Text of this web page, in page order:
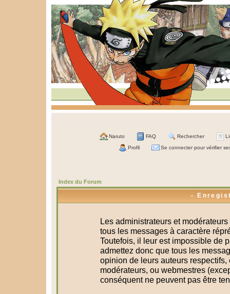
Naruto FAQ Rechercher
Profil Se connecter pour vérifier
Index du Forum
-
Les administrateurs et
tous les messages à caractère
Toutefois, il leur est impossible de
admettez donc que tous les
opinion de leurs auteurs
modérateurs, ou webmestres
conséquent ne peuvent pas être